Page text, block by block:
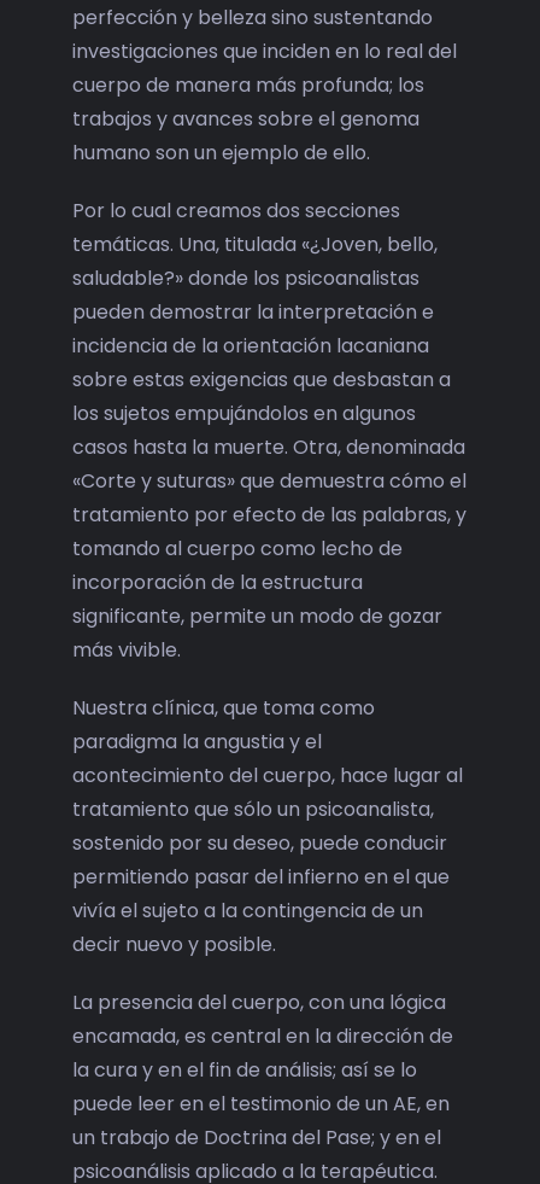
perfección y belleza sino sustentando
investigaciones que inciden en lo real del
cuerpo de manera más profunda; los
trabajos y avances sobre el genoma
humano son un ejemplo de ello.
Por lo cual creamos dos secciones
temáticas. Una, titulada «¿Joven, bello,
saludable?» donde los psicoanalistas
pueden demostrar la interpretación e
incidencia de la orientación lacaniana
sobre estas exigencias que desbastan a
los sujetos empujándolos en algunos
casos hasta la muerte. Otra, denominada
«Corte y suturas» que demuestra cómo el
tratamiento por efecto de las palabras, y
tomando al cuerpo como lecho de
incorporación de la estructura
significante, permite un modo de gozar
más vivible.
Nuestra clínica, que toma como
paradigma la angustia y el
acontecimiento del cuerpo, hace lugar al
tratamiento que sólo un psicoanalista,
sostenido por su deseo, puede conducir
permitiendo pasar del infierno en el que
vivía el sujeto a la contingencia de un
decir nuevo y posible.
La presencia del cuerpo, con una lógica
encamada, es central en la dirección de
la cura y en el fin de análisis; así se lo
puede leer en el testimonio de un AE, en
un trabajo de Doctrina del Pase; y en el
psicoanálisis aplicado a la terapéutica.